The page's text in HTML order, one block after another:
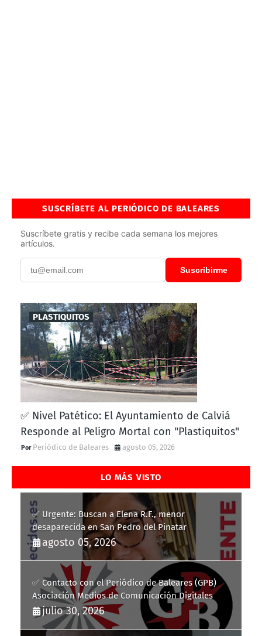
SUSCRÍBETE AL PERIÓDICO DE BALEARES
Suscríbete gratis y recibe cada semana los mejores
artículos.
Suscribirme
PLASTIQUITOS
✅ Nivel Patético: El Ayuntamiento de Calviá
Responde al Peligro Mortal con "Plastiquitos"
Periódico de Baleares agosto 05, 2026
LO MÁS VISTO
✅ Urgente: Buscan a Elena R.F., menor
desaparecida en San Pedro del Pinatar
agosto 05, 2026
✅ Contacto con el Periódico de Baleares (GPB)
Asociación Medios de Comunicación Digitales
julio 30, 2026